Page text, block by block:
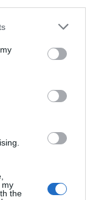
or more Google
You may click to
third-party tags to
in below Google
my
the